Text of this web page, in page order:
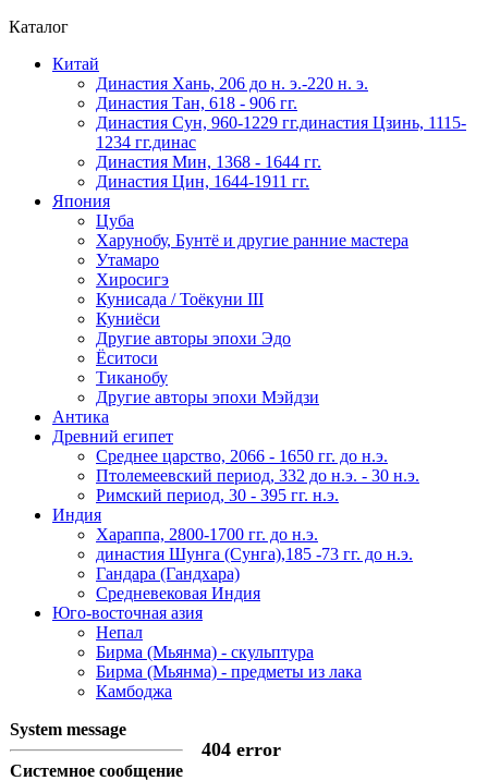
Каталог
Китай
Династия Хань, 206 до н. э.-220 н. э.
Династия Тан, 618 - 906 гг.
Династия Сун, 960-1229 гг.династия Цзинь, 1115-
1234 гг.динас
Династия Мин, 1368 - 1644 гг.
Династия Цин, 1644-1911 гг.
Япония
Цуба
Харунобу, Бунтё и другие ранние мастера
Утамаро
Хиросигэ
Кунисада / Тоёкуни III
Куниёси
Другие авторы эпохи Эдо
Ёситоси
Тиканобу
Другие авторы эпохи Мэйдзи
Антика
Древний египет
Среднее царство, 2066 - 1650 гг. до н.э.
Птолемеевский период, 332 до н.э. - 30 н.э.
Римский период, 30 - 395 гг. н.э.
Индия
Хараппа, 2800-1700 гг. до н.э.
династия Шунга (Сунга),185 -73 гг. до н.э.
Гандара (Гандхара)
Средневековая Индия
Юго-восточная азия
Непал
Бирма (Мьянма) - скульптура
Бирма (Мьянма) - предметы из лака
Камбоджа
System message
404 error
Системное сообщение